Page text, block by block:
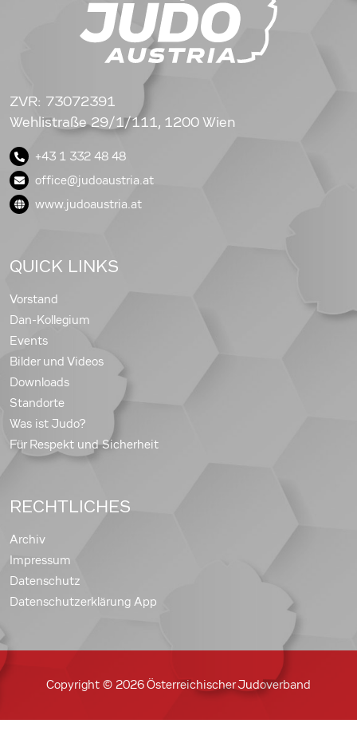
ZVR: 73072391
Wehlistraße 29/1/111, 1200 Wien
+43 1 332 48 48
office@judoaustria.at
www.judoaustria.at
QUICK LINKS
Vorstand
Dan-Kollegium
Events
Bilder und Videos
Downloads
Standorte
Was ist Judo?
Für Respekt und Sicherheit
RECHTLICHES
Archiv
Impressum
Datenschutz
Datenschutzerklärung App
Copyright © 2026 Österreichischer Judoverband